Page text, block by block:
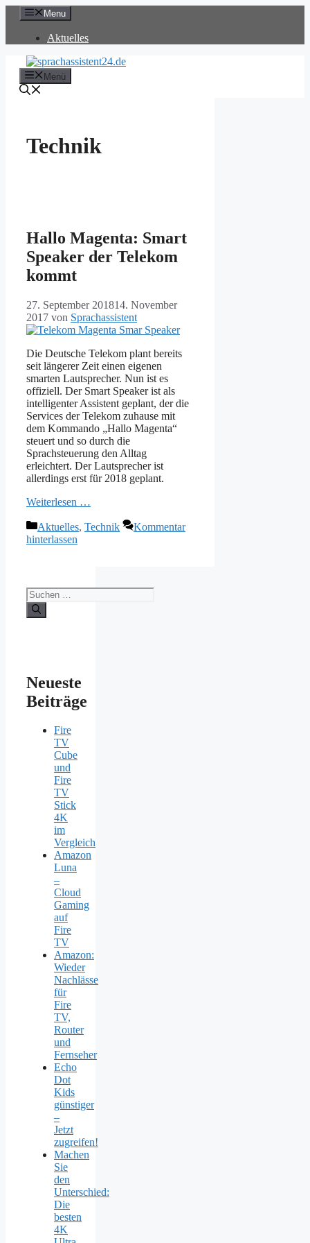
Zum
Inhalt
springen
Menu
Aktuelles
Menü
Technik
Hallo Magenta: Smart
Speaker der Telekom
kommt
27. September 201814. November
2017 von Sprachassistent
Die Deutsche Telekom plant bereits
seit längerer Zeit einen eigenen
smarten Lautsprecher. Nun ist es
offiziell. Der Smart Speaker ist als
intelligenter Assistent geplant, der die
Services der Telekom zuhause mit
dem Kommando „Hallo Magenta“
steuert und so durch die
Sprachsteuerung den Alltag
erleichtert. Der Lautsprecher ist
allerdings erst für 2018 geplant.
Weiterlesen …
Kategorien
Aktuelles, Technik
Kommentar
hinterlassen
Suchen
nach:
Neueste
Beiträge
Fire
TV
Cube
und
Fire
TV
Stick
4K
im
Vergleich
Amazon
Luna
–
Cloud
Gaming
auf
Fire
TV
Amazon:
Wieder
Nachlässe
für
Fire
TV,
Router
und
Fernseher
Echo
Dot
Kids
günstiger
–
Jetzt
zugreifen!
Machen
Sie
den
Unterschied:
Die
besten
4K